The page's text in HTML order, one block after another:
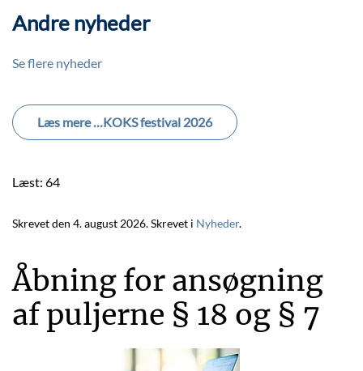
Andre nyheder
Se flere nyheder
Læs mere …KOKS festival 2026
Læst: 64
Skrevet den 4. august 2026. Skrevet i Nyheder.
Åbning for ansøgning
af puljerne § 18 og § 7